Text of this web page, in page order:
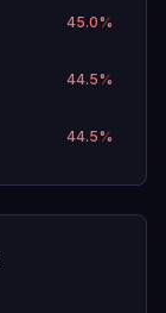
45.0%
44.5%
44.5%